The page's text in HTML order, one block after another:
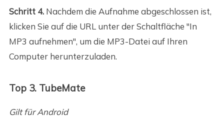
Schritt 4.Nachdem die Aufnahme abgeschlossen ist,
klicken Sie auf die URL unter der Schaltfläche "In
MP3 aufnehmen", um die MP3-Datei auf Ihren
Computer herunterzuladen.
Top 3. TubeMate
Gilt für Android